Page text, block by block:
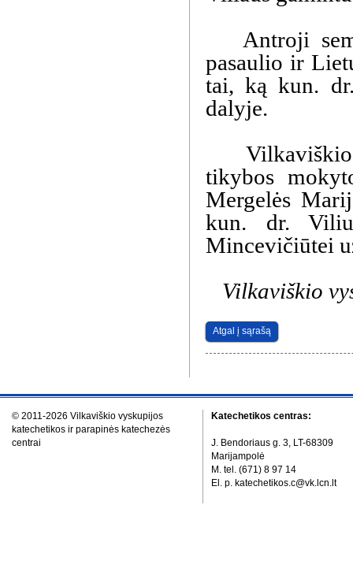
Antroji
pasaulio ir
tai, ką kun.
dalyje.
Vilkaviškio
tikybos
Mergelės
kun. dr.
Mincevičiūtei
Vilkaviškio
Atgal į sąrašą
© 2011-2026 Vilkaviškio vyskupijos
katechetikos ir parapinės katechezės
centrai
Katechetikos centras:
J. Bendoriaus g. 3, LT-68309
Marijampolė
M. tel. (671) 8 97 14
El. p. katechetikos.c@vk.lcn.lt